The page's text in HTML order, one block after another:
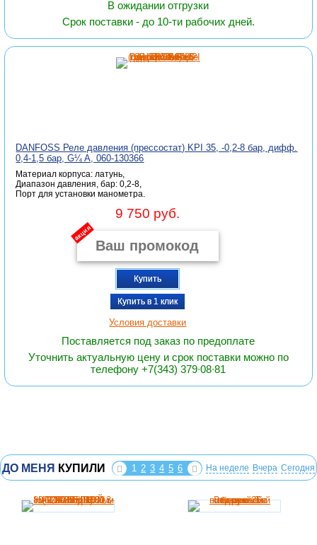
В ожидании отгрузки
Срок поставки - до 10-ти рабочих дней.
DANFOSS Реле давления (прессостат) KPI 35, -0,2-8 бар, дифф.
0,4-1,5 бар, G¼ A, 060-130366
Материал корпуса: латунь,
Диапазон давления, бар: 0,2-8,
Порт для установки манометра.
9 750 руб.
акция
Купить
Купить в 1 клик
Условия доставки
Поставляется под заказ по предоплате
Уточнить актуальную цену и срок поставки можно по
телефону +7(343) 379∙08∙81
ДО МЕНЯ КУПИЛИ 1 2 3 4 5 6 На неделе Вчера Сегодня